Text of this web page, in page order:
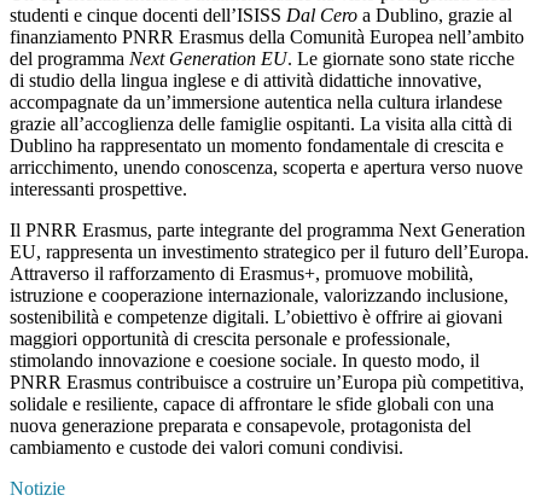
studenti e cinque docenti dell’ISISS Dal Cero a Dublino, grazie al
finanziamento PNRR Erasmus della Comunità Europea nell’ambito
del programma Next Generation EU. Le giornate sono state ricche
di studio della lingua inglese e di attività didattiche innovative,
accompagnate da un’immersione autentica nella cultura irlandese
grazie all’accoglienza delle famiglie ospitanti. La visita alla città di
Dublino ha rappresentato un momento fondamentale di crescita e
arricchimento, unendo conoscenza, scoperta e apertura verso nuove
interessanti prospettive.
Il PNRR Erasmus, parte integrante del programma Next Generation
EU, rappresenta un investimento strategico per il futuro dell’Europa.
Attraverso il rafforzamento di Erasmus+, promuove mobilità,
istruzione e cooperazione internazionale, valorizzando inclusione,
sostenibilità e competenze digitali. L’obiettivo è offrire ai giovani
maggiori opportunità di crescita personale e professionale,
stimolando innovazione e coesione sociale. In questo modo, il
PNRR Erasmus contribuisce a costruire un’Europa più competitiva,
solidale e resiliente, capace di affrontare le sfide globali con una
nuova generazione preparata e consapevole, protagonista del
cambiamento e custode dei valori comuni condivisi.
Notizie